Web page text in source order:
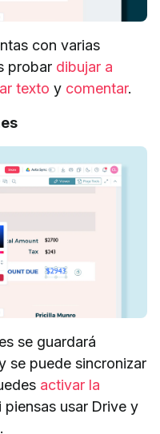
con varias
probar dibujar a
texto y comentar.
se guardará
se puede sincronizar
activar la
piensas usar Drive y